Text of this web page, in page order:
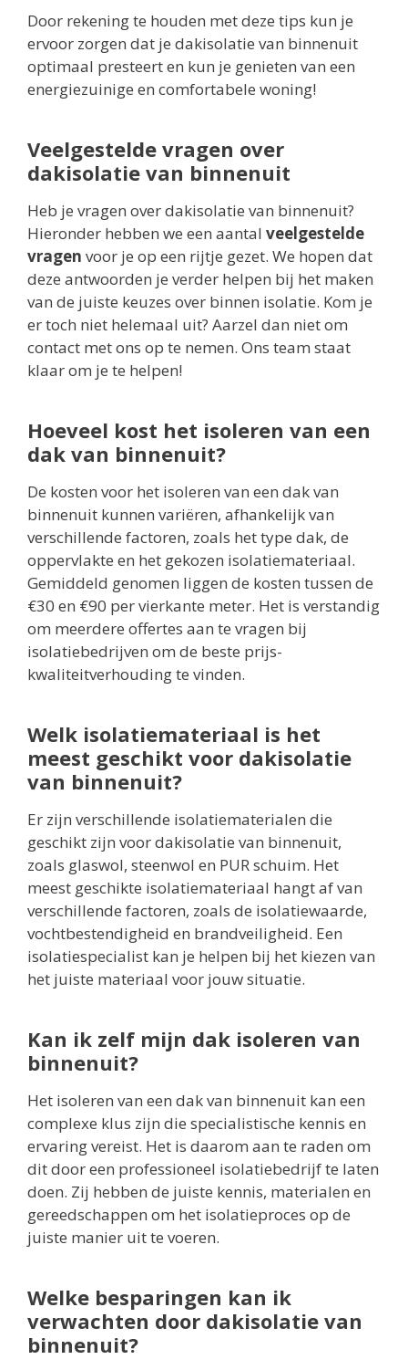
Door rekening te houden met deze tips kun je
ervoor zorgen dat je dakisolatie van binnenuit
optimaal presteert en kun je genieten van een
energiezuinige en comfortabele woning!
Veelgestelde vragen over
dakisolatie van binnenuit
Heb je vragen over dakisolatie van binnenuit?
Hieronder hebben we een aantal veelgestelde
vragen voor je op een rijtje gezet. We hopen dat
deze antwoorden je verder helpen bij het maken
van de juiste keuzes over binnen isolatie. Kom je
er toch niet helemaal uit? Aarzel dan niet om
contact met ons op te nemen. Ons team staat
klaar om je te helpen!
Hoeveel kost het isoleren van een
dak van binnenuit?
De kosten voor het isoleren van een dak van
binnenuit kunnen variëren, afhankelijk van
verschillende factoren, zoals het type dak, de
oppervlakte en het gekozen isolatiemateriaal.
Gemiddeld genomen liggen de kosten tussen de
€30 en €90 per vierkante meter. Het is verstandig
om meerdere offertes aan te vragen bij
isolatiebedrijven om de beste prijs-
kwaliteitverhouding te vinden.
Welk isolatiemateriaal is het
meest geschikt voor dakisolatie
van binnenuit?
Er zijn verschillende isolatiematerialen die
geschikt zijn voor dakisolatie van binnenuit,
zoals glaswol, steenwol en PUR schuim. Het
meest geschikte isolatiemateriaal hangt af van
verschillende factoren, zoals de isolatiewaarde,
vochtbestendigheid en brandveiligheid. Een
isolatiespecialist kan je helpen bij het kiezen van
het juiste materiaal voor jouw situatie.
Kan ik zelf mijn dak isoleren van
binnenuit?
Het isoleren van een dak van binnenuit kan een
complexe klus zijn die specialistische kennis en
ervaring vereist. Het is daarom aan te raden om
dit door een professioneel isolatiebedrijf te laten
doen. Zij hebben de juiste kennis, materialen en
gereedschappen om het isolatieproces op de
juiste manier uit te voeren.
Welke besparingen kan ik
verwachten door dakisolatie van
binnenuit?